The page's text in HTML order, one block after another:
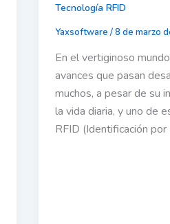
Tecnología RFID
Yaxsoftware/8 de marzo
En el vertiginoso
avances que pasan
muchos, a pesar de su
la vida diaria, y uno de
RFID (Identificación por